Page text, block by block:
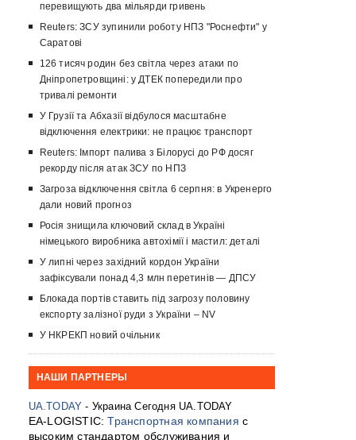
перевищують два мільярди гривень
Reuters: ЗСУ зупинили роботу НПЗ "Роснефти" у
Саратові
126 тисяч родин без світла через атаки по
Дніпропетровщині: у ДТЕК попередили про
тривалі ремонти
У Грузії та Абхазії відбулося масштабне
відключення електрики: не працює транспорт
Reuters: Імпорт палива з Білорусі до РФ досяг
рекорду після атак ЗСУ по НПЗ
Загроза відключення світла 6 серпня: в Укренерго
дали новий прогноз
Росія знищила ключовий склад в Україні
німецького виробника автохімії і мастил: деталі
У липні через західний кордон України
зафіксували понад 4,3 млн перетинів — ДПСУ
Блокада портів ставить під загрозу половину
експорту залізної руди з України – NV
У НКРЕКП новий очільник
НАШИ ПАРТНЕРЫ
UA.TODAY - Украина Сегодня UA.TODAY
EA-LOGISTIC:Транспортная компания с
высоким стандартом обслуживания и